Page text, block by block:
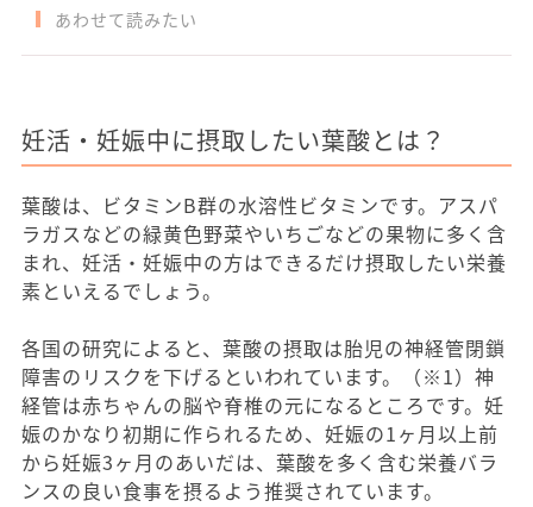
あわせて読みたい
妊活・妊娠中に摂取したい葉酸とは？
葉酸は、ビタミンB群の水溶性ビタミンです。アスパ
ラガスなどの緑黄色野菜やいちごなどの果物に多く含
まれ、妊活・妊娠中の方はできるだけ摂取したい栄養
素といえるでしょう。
各国の研究によると、葉酸の摂取は胎児の神経管閉鎖
障害のリスクを下げるといわれています。（※1）神
経管は赤ちゃんの脳や脊椎の元になるところです。妊
娠のかなり初期に作られるため、妊娠の1ヶ月以上前
から妊娠3ヶ月のあいだは、葉酸を多く含む栄養バラ
ンスの良い食事を摂るよう推奨されています。